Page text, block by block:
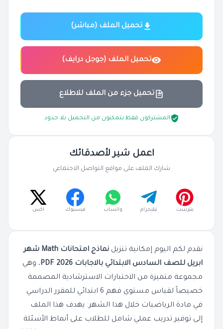
نقدم لكم اليوم إمكانية تنزيل
نماذج امتحانات Math شهر
ابريل للصف السادس الابتدائي بالاجابات 2026 PDF
، وهي
مجموعة متميزة من الاختبارات الاسترشادية المصممة
خصيصاً لقياس مستوى فهم 6 ابتدائي للمقرر الدراسي
في مادة الرياضيات خلال هذا الشهر. يهدف هذا الملف
إلى توفير تدريب عملي شامل للطلاب على أنماط الأسئلة
تحميل الملف (مباشر)
تحميل الملف (جوجل درايف)
تحميل جزء من الملف للاطلاع
المشتركون فقط يتمكنون من التحميل بلا حدود
اعمل شير لأصدقائك
شارك الملف على مواقع التواصل الاجتماعي
بنترست تيليجرام واتساب فيسبوك اكس